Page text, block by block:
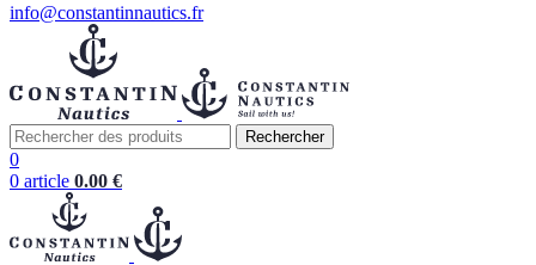
info@constantinnautics.fr
Rechercher
0
0 article 0.00 €